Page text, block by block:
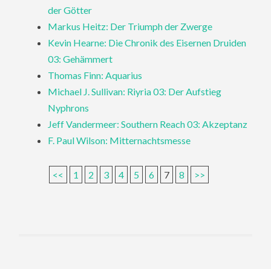
der Götter
Markus Heitz: Der Triumph der Zwerge
Kevin Hearne: Die Chronik des Eisernen Druiden
03: Gehämmert
Thomas Finn: Aquarius
Michael J. Sullivan: Riyria 03: Der Aufstieg
Nyphrons
Jeff Vandermeer: Southern Reach 03: Akzeptanz
F. Paul Wilson: Mitternachtsmesse
<< 1 2 3 4 5 6 7 8 >>